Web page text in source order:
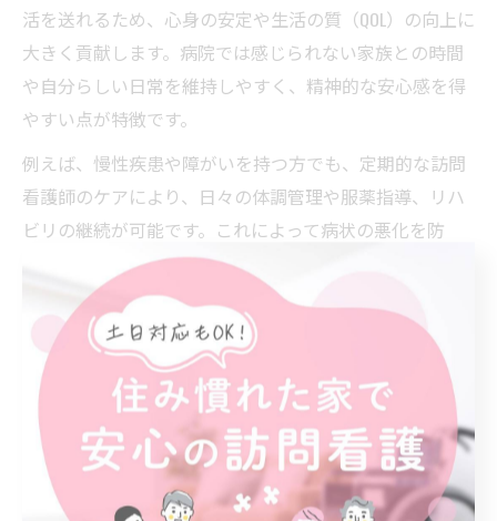
活を送れるため、心身の安定や生活の質（QOL）の向上に
大きく貢献します。病院では感じられない家族との時間
や自分らしい日常を維持しやすく、精神的な安心感を得
やすい点が特徴です。
例えば、慢性疾患や障がいを持つ方でも、定期的な訪問
看護師のケアにより、日々の体調管理や服薬指導、リハ
ビリの継続が可能です。これによって病状の悪化を防
ぎ、入退院の回数を減らす効果が期待できます。
また、訪問看護では患者本人の希望や生活スタイルに合
わせてケア内容を柔軟に調整できるため、個々の価値観
やライフステージに寄り添った支援が受けられます。こ
れがQOL向上の大きな要因となっています。
訪問看護が日常生活に与える好影響
訪問看護は、日常生活の自立支援や生活リズムの維持に